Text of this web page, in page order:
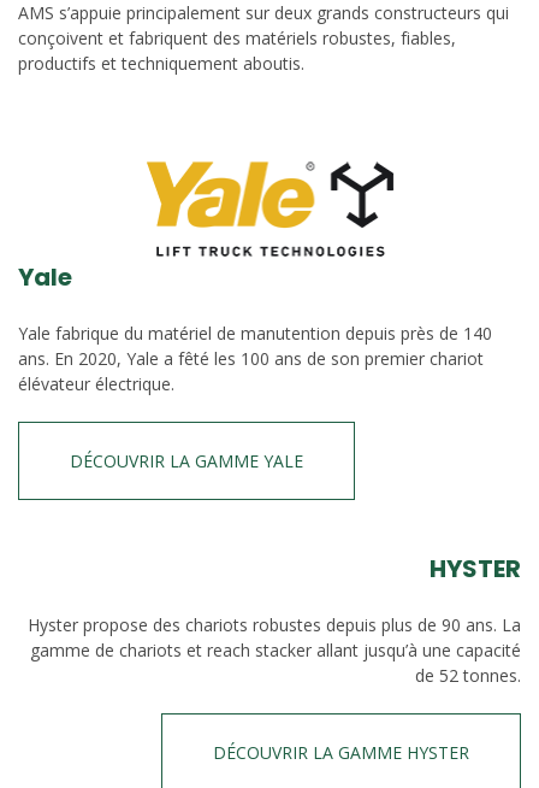
AMS s’appuie principalement sur deux grands constructeurs qui
conçoivent et fabriquent des matériels robustes, fiables,
productifs et techniquement aboutis.
Yale
Yale fabrique du matériel de manutention depuis près de 140
ans. En 2020, Yale a fêté les 100 ans de son premier chariot
élévateur électrique.
DÉCOUVRIR LA GAMME YALE
HYSTER
Hyster propose des chariots robustes depuis plus de 90 ans. La
gamme de chariots et reach stacker allant jusqu’à une capacité
de 52 tonnes.
DÉCOUVRIR LA GAMME HYSTER